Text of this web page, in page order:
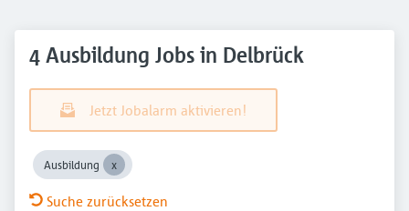
4 Ausbildung Jobs in Delbrück
Jetzt Jobalarm aktivieren!
Ausbildung
Suche zurücksetzen